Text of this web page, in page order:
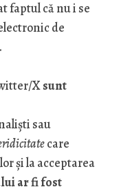
faptul că nu i se
de
Xsunt
sau
care
și la acceptarea
ar fi fost